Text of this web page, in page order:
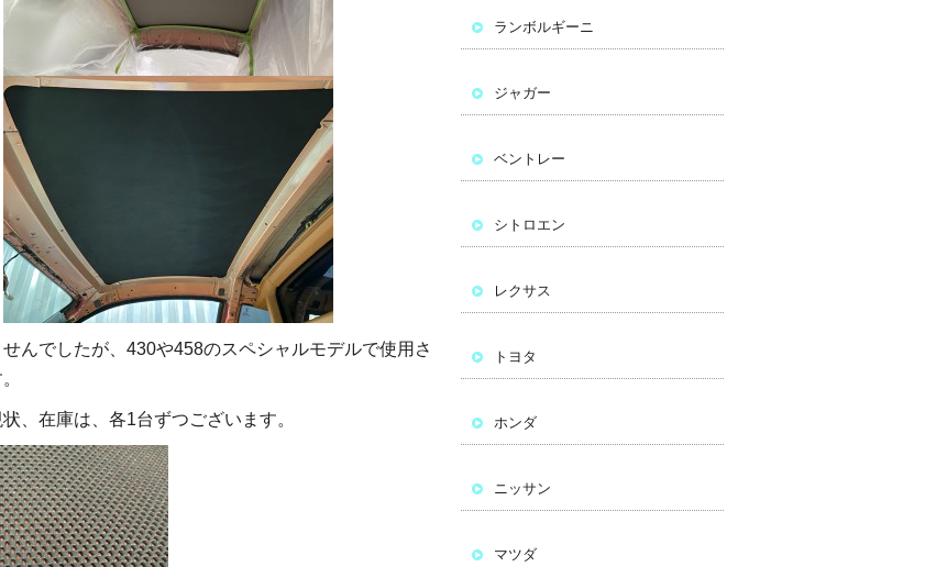
んでしたが、430や458のスペシャルモデルで使用さ
、在庫は、各1台ずつございます。
ランボルギーニ
ジャガー
ベントレー
シトロエン
レクサス
トヨタ
ホンダ
ニッサン
マツダ